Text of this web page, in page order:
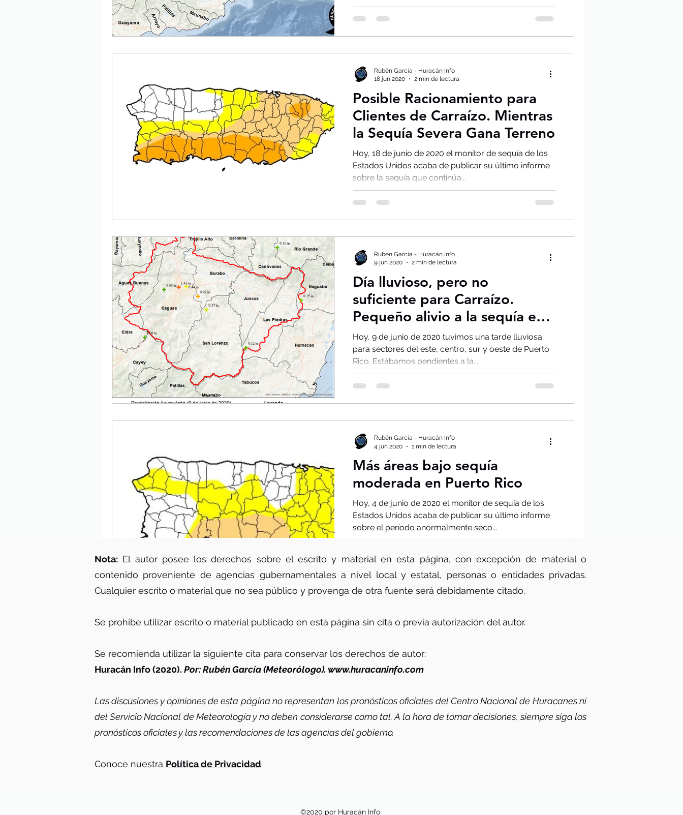
Posible Racionamiento para
Clientes de Carraízo. Mientras
la Sequía Severa Gana Terreno
Hoy, 18 de junio de 2020 el monitor de sequía de los
Estados Unidos acaba de publicar su último informe
sobre la sequía que continúa...
Rubén García - Huracán Info
18 jun 2020
2 min de lectura
Día lluvioso, pero no
suficiente para Carraízo.
Pequeño alivio a la sequía en
el sur.
Hoy, 9 de junio de 2020 tuvimos una tarde lluviosa
para sectores del este, centro, sur y oeste de Puerto
Rico. Estábamos pendientes a la...
Rubén García - Huracán Info
9 jun 2020
2 min de lectura
Más áreas bajo sequía
moderada en Puerto Rico
Hoy, 4 de junio de 2020 el monitor de sequía de los
Estados Unidos acaba de publicar su último informe
sobre el período anormalmente seco...
Rubén García - Huracán Info
4 jun 2020
1 min de lectura
Nota: El autor posee los derechos sobre el escrito y material en esta página, con excepción de material o
contenido proveniente de agencias gubernamentales a nivel local y estatal, personas o entidades privadas.
Cualquier escrito o material que no sea público y provenga de otra fuente será debidamente citado.
Se prohibe utilizar escrito o material publicado en esta página sin cita o previa autorización del autor.
Se recomienda utilizar la siguiente cita para conservar los derechos de autor:
Huracán Info (2020). Por: Rubén García (Meteorólogo). www.huracaninfo.com
Las discusiones y opiniones de esta página no representan los pronósticos oficiales del Centro Nacional de Huracanes ni
del Servicio Nacional de Meteorología y no deben considerarse como tal. A la hora de tomar decisiones, siempre siga los
pronósticos oficiales y las recomendaciones de las agencias del gobierno.
Conoce nuestra Política de Privacidad
©2020 por Huracán Info